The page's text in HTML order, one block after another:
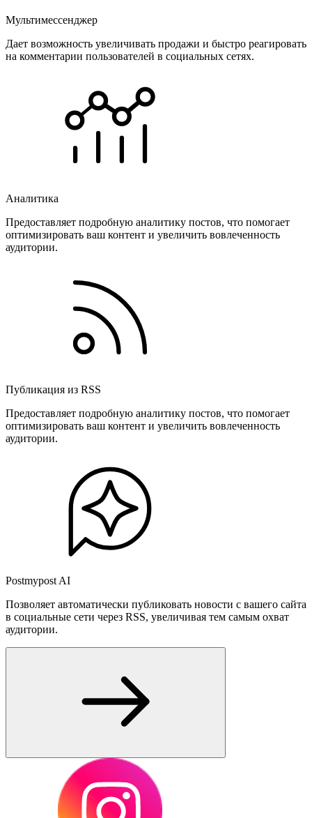
Мультимессенджер
Дает возможность увеличивать продажи и быстро реагировать
на комментарии пользователей в социальных сетях.
Аналитика
Предоставляет подробную аналитику постов, что помогает
оптимизировать ваш контент и увеличить вовлеченность
аудитории.
Публикация из RSS
Предоставляет подробную аналитику постов, что помогает
оптимизировать ваш контент и увеличить вовлеченность
аудитории.
Postmypost AI
Позволяет автоматически публиковать новости с вашего сайта
в социальные сети через RSS, увеличивая тем самым охват
аудитории.